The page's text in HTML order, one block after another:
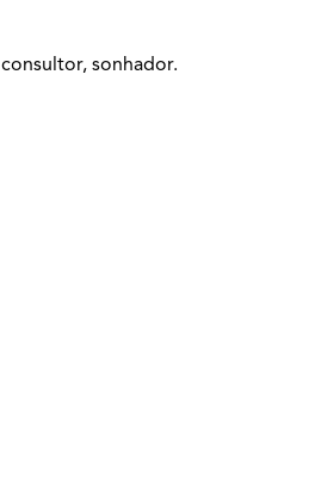
sonhador.